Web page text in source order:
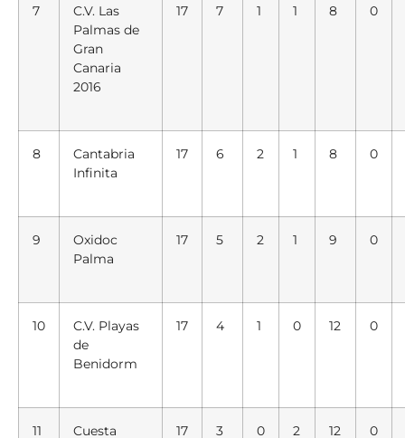
7
C.V. Las
Palmas de
Gran
Canaria
2016
17 7 1 1 8 0
8
Cantabria
Infinita
17 6 2 1 8 0
9
Oxidoc
Palma
17 5 2 1 9 0
10
C.V. Playas
de
Benidorm
17 4 1 0 12 0
11 Cuesta 17 3 0 2 12 0